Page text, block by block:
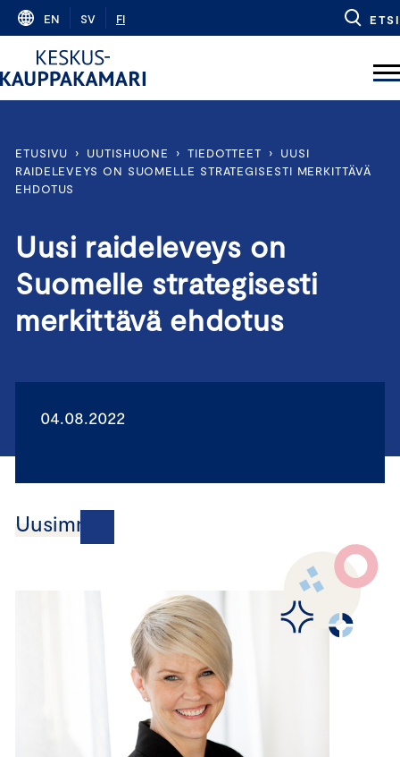
Skip
content
EN SV FI ETSI
ETUSIVU › UUTISHUONE › TIEDOTTEET ›
UUSI
RAIDELEVEYS ON SUOMELLE STRATEGISESTI MERKITTÄVÄ
EHDOTUS
Uusi raideleveys on
Suomelle strategisesti
merkittävä ehdotus
04.08.2022
Uusimmat